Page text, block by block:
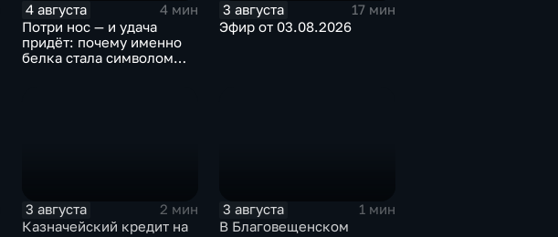
4 августа
4 мин
Потри нос — и удача
придёт: почему именно
белка стала символом
3 августа
17 мин
Эфир от 03.08.2026
3 августа
2 мин
Казначейский кредит на
3 августа
1 мин
В Благовещенском